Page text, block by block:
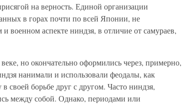
на верность. Единой организации
в горах почти по всей Японии, не
военном аспекте ниндзя, в отличие от самураев,
но окончательно оформились через, примерно,
нанимали и использовали феодалы, как
борьбе друг с другом. Часто ниндзя,
между собой. Однако, периодами или